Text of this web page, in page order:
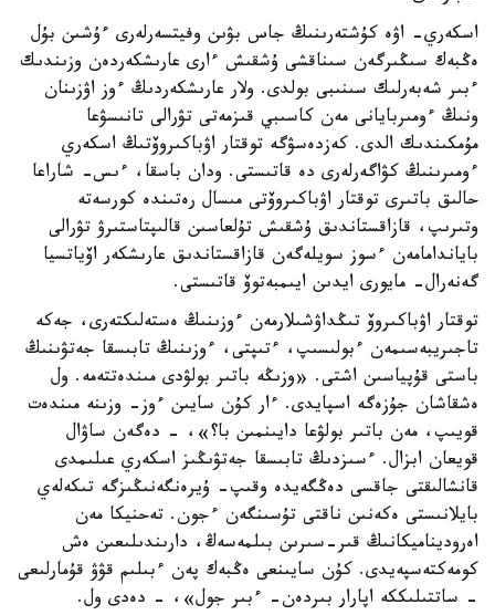
اسكەري- اۋە كۇشتەرىنىڭ جاس بۋىن وفيتسەرلەرى ءۇشىن بۇل
ەڭبەك سىڭىرگەن سىناقشى ۇشقىش ءارى عارىشكەردەن وزىندىك
ءبىر شەبەرلىك سىنىبى بولدى. ولار عارىشكەردىڭ ءوز اۋزىنان
ونىڭ ءومىربايانى مەن كاسىبي قىزمەتى تۋرالى تانىسۋعا
مۇمكىندىك الدى. كەزدەسۋگە توقتار اۋباكىروۆتىڭ اسكەري
ءومىرىنىڭ كۋاگەرلەرى دە قاتىستى. ودان باسقا، ءىس- شاراعا
حالىق باتىرى توقتار اۋباكىروۆتى مىسال رەتىندە كورسەتە
وتىرىپ، قازاقستاندىق ۇشقىش تۇلعاسىن قالىپتاستىرۋ تۋرالى
باياندامامەن ءسوز سويلەگەن قازاقستاندىق عارىشكەر اۆياتسيا
گەنەرال- مايورى ايدىن ايىمبەتوۆ قاتىستى.
توقتار اۋباكىروۆ تىڭداۋشىلارمەن ءوزىنىڭ ەستەلىكتەرى، جەكە
تاجىريبەسىمەن ءبولىسىپ، ءتىپتى، ءوزىنىڭ تابىسقا جەتۋىنىڭ
باستى قۇپياسىن اشتى. «وزىڭە باتىر بولۋدى مىندەتتەمە. ول
ەشقاشان جۇزەگە اسپايدى. ءار كۇن سايىن ءوز- وزىنە مىندەت
قويىپ، مەن باتىر بولۋعا دايىنمىن با؟»، - دەگەن ساۋال
قويعان ابزال. ءسىزدىڭ تابىسقا جەتۋىڭىز اسكەري عىلىمدى
قانشالىقتى جاقسى دەڭگەيدە وقىپ- ۇيرەنگەنىڭىزگە تىكەلەي
بايلانىستى ەكەنىن ناقتى تۇسىنگەن ءجون. تەحنيكا مەن
اەروديناميكانىڭ قىر-سىرىن بىلمەسەڭ، دارىندىلىعىن ەش
كومەكتەسپەيدى. كۇن سايىنعى ەڭبەك پەن ءبىلىم قۋۋ قۇمارلىعى
- ساتتىلىككە اپارار بىردەن- ءبىر جول»، - دەدى ول.